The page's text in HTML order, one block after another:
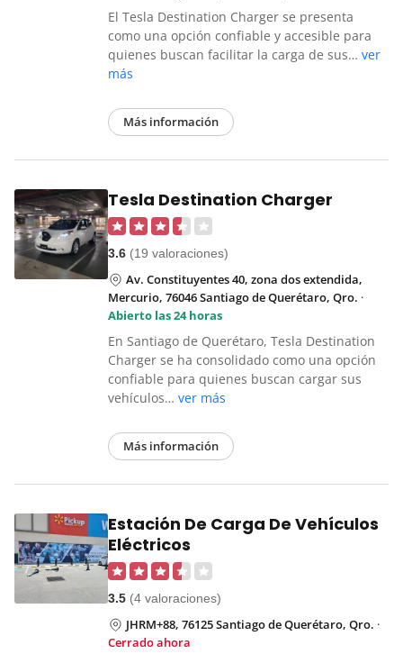
El Tesla Destination Charger se presenta
como una opción confiable y accesible para
quienes buscan facilitar la carga de sus… ver
más
Más información
Tesla Destination Charger
3.6 (19 valoraciones)
Av. Constituyentes 40, zona dos extendida,
Mercurio, 76046 Santiago de Querétaro, Qro. ·
Abierto las 24 horas
En Santiago de Querétaro, Tesla Destination
Charger se ha consolidado como una opción
confiable para quienes buscan cargar sus
vehículos… ver más
Más información
Estación De Carga De Vehículos
Eléctricos
3.5 (4 valoraciones)
JHRM+88, 76125 Santiago de Querétaro, Qro. ·
Cerrado ahora